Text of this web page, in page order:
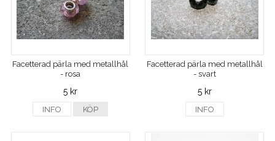
Facetterad pärla med metallhål
- rosa
5 kr
INFO KÖP
Facetterad pärla med metallhål
- svart
5 kr
INFO